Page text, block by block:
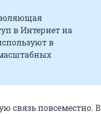
в Интернет на
в
связь повсеместно. В